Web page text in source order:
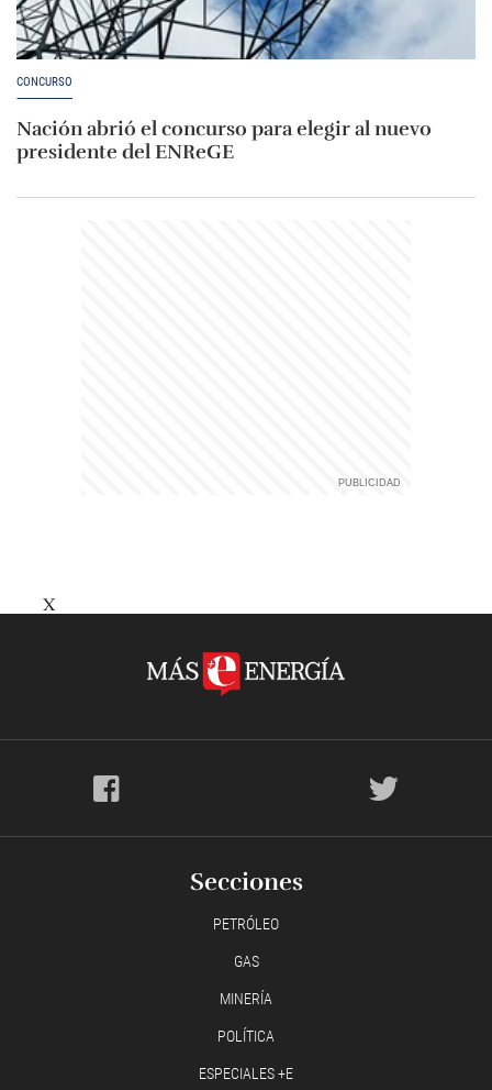
CONCURSO
Nación abrió el concurso para elegir al nuevo
presidente del ENReGE
X
Secciones
PETRÓLEO
GAS
MINERÍA
POLÍTICA
ESPECIALES +E